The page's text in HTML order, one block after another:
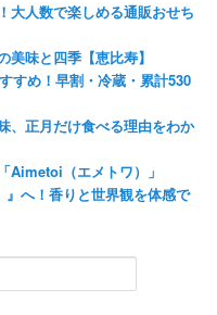
大人数で楽しめる通販おせち
美味と四季【恵比寿】
すめ！早割・冷蔵・累計530
、正月だけ食べる理由をわか
Aimetoi（エメトワ）」
へ！香りと世界観を体感で